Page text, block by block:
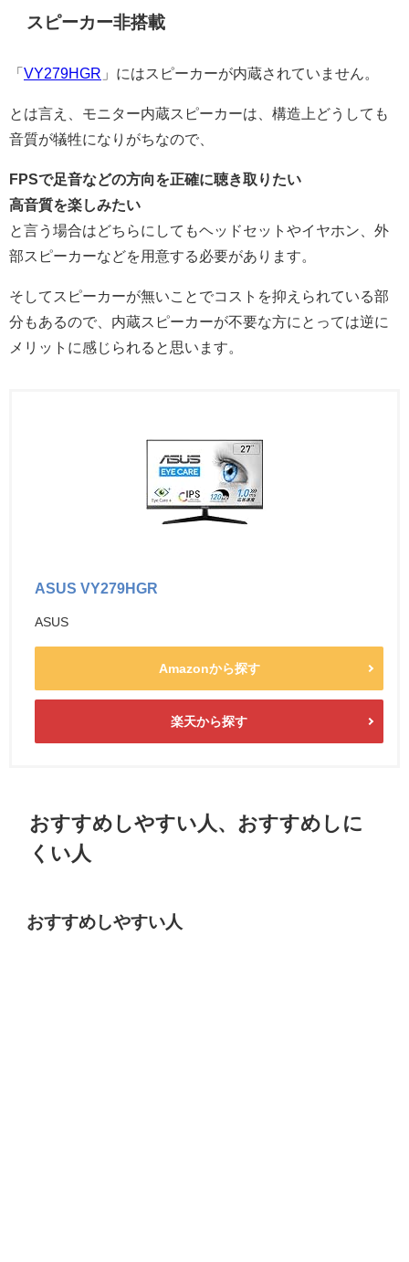
スピーカー非搭載
「VY279HGR 」にはスピーカーが内蔵されていません。
とは言え、モニター内蔵スピーカーは、構造上どうしても
音質が犠牲になりがちなので、
FPSで足音などの方向を正確に聴き取りたい
高音質を楽しみたい
と言う場合はどちらにしてもヘッドセットやイヤホン、外
部スピーカーなどを用意する必要があります。
そしてスピーカーが無いことでコストを抑えられている部
分もあるので、内蔵スピーカーが不要な方にとっては逆に
メリットに感じられると思います。
ASUS VY279HGR
ASUS
Amazonから探す
楽天から探す
おすすめしやすい人、おすすめしに
くい人
おすすめしやすい人